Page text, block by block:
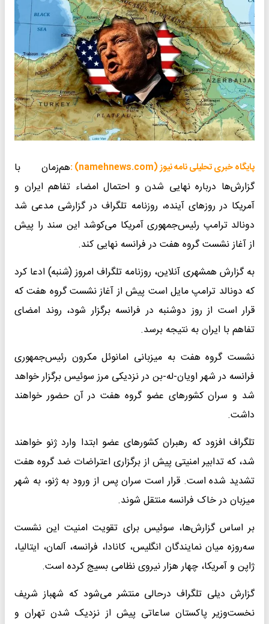
پایگاه خبری تحلیلی نامه نیوز (namehnews.com) :
هم‌زمان با
گزارش‌ها درباره نهایی شدن و احتمال امضاء تفاهم ایران و
آمریکا در روزهای آینده، روزنامه تلگراف در گزارشی مدعی شد
دونالد ترامپ رئیس‌جمهوری آمریکا می‌کوشد این سند را پیش
از آغاز نشست گروه هفت در فرانسه نهایی کند.
به گزارش همشهری آنلاین، روزنامه تلگراف امروز (شنبه) ادعا کرد
که دونالد ترامپ مایل است پیش از آغاز نشست گروه هفت که
قرار است از روز دوشنبه در فرانسه برگزار شود، روند امضای
تفاهم با ایران به نتیجه برسد.
نشست گروه هفت به میزبانی امانوئل مکرون رئیس‌جمهوری
فرانسه در شهر اویان-له-بن در نزدیکی مرز سوئیس برگزار خواهد
شد و سران کشورهای عضو گروه هفت در آن حضور خواهند
داشت.
تلگراف افزود که رهبران کشورهای عضو ابتدا وارد ژنو خواهند
شد، که تدابیر امنیتی پیش از برگزاری اعتراضات ضد گروه هفت
تشدید شده است. قرار است سران پس از ورود به ژنو، به شهر
میزبان در خاک فرانسه منتقل شوند.
بر اساس گزارش‌ها، سوئیس برای تقویت امنیت این نشست
سه‌روزه میان نمایندگان انگلیس، کانادا، فرانسه، آلمان، ایتالیا،
ژاپن و آمریکا، چهار هزار نیروی نظامی بسیج کرده است.
گزارش دیلی تلگراف درحالی منتشر می‌شود که شهباز شریف
نخست‌وزیر پاکستان ساعاتی پیش از نزدیک شدن تهران و